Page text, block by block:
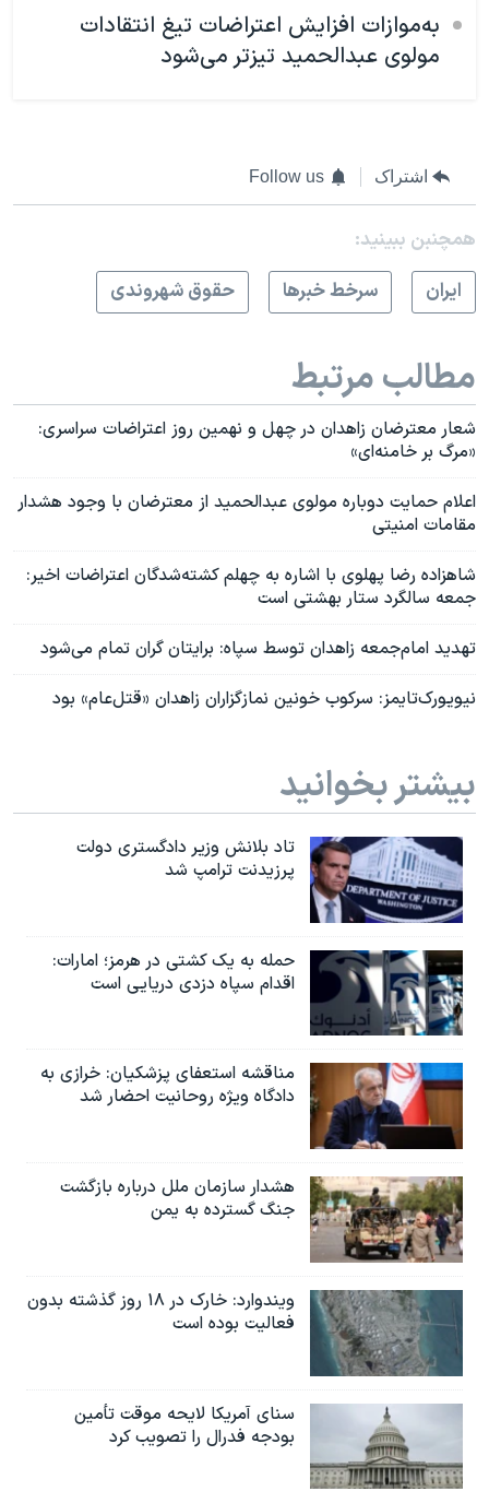
به‌موازات افزایش اعتراضات تیغ انتقادات
مولوی عبدالحمید تیزتر می‌شود
اشتراک Follow us
همچنبن ببینید:
ايران
سرخط خبرها حقوق شهروندی
مطالب مرتبط
شعار معترضان زاهدان در چهل و نهمین روز اعتراضات سراسری:
«مرگ بر خامنه‌ای»
اعلام حمایت دوباره مولوی عبدالحمید از معترضان با وجود هشدار
مقامات امنیتی
شاهزاده رضا پهلوی با اشاره به چهلم کشته‌شدگان اعتراضات اخیر:
جمعه سالگرد ستار بهشتی است
تهدید امام‌جمعه زاهدان توسط سپاه: برایتان گران تمام می‌شود
نیویورک‌تایمز: سرکوب خونین نمازگزاران زاهدان «قتل‌عام» بود
بیشتر بخوانید
تاد بلانش وزیر دادگستری دولت
پرزیدنت ترامپ شد
حمله به یک کشتی در هرمز؛ امارات:
اقدام سپاه دزدی دریایی است
مناقشه استعفای پزشکیان: خرازی به
دادگاه ویژه روحانیت احضار شد
هشدار سازمان ملل درباره بازگشت
جنگ گسترده به یمن
ویندوارد: خارک در ۱۸ روز گذشته بدون
فعالیت بوده است
سنای آمریکا لایحه موقت تأمین
بودجه فدرال را تصویب کرد